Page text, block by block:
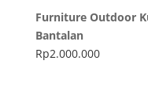
Furniture Outdoor
Bantalan
Rp2.000.000